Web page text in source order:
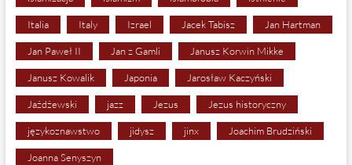
Italia Italy Izrael Jacek Tabisz Jan Hartman
Jan Paweł II Jan z Gamli Janusz Korwin Mikke
Janusz Kowalik Japonia Jarosław Kaczyński
Jażdżewski jazz Jezus Jezus historyczny
językoznawstwo jidysz jinx Joachim Brudziński
Joanna Senyszyn